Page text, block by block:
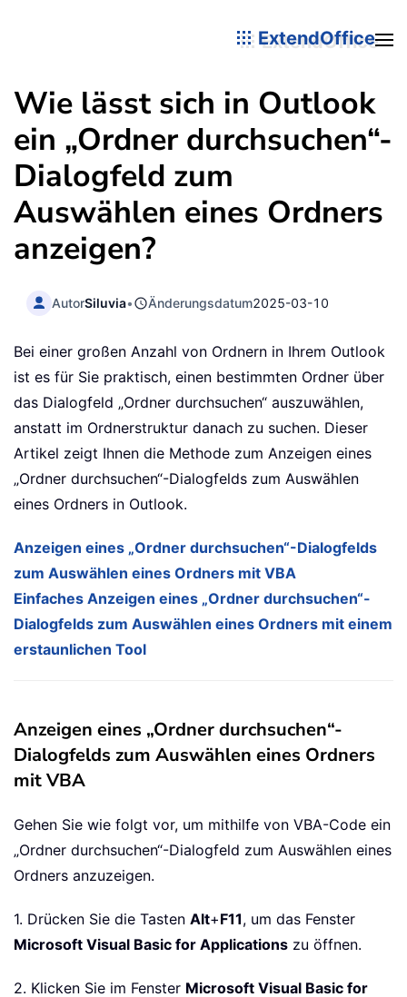
ExtendOffice
Wie lässt sich in Outlook
ein „Ordner durchsuchen“-
Dialogfeld zum
Auswählen eines Ordners
anzeigen?
AutorSiluvia• Änderungsdatum2025-03-10
Bei einer großen Anzahl von Ordnern in Ihrem Outlook
ist es für Sie praktisch, einen bestimmten Ordner über
das Dialogfeld „Ordner durchsuchen“ auszuwählen,
anstatt im Ordnerstruktur danach zu suchen. Dieser
Artikel zeigt Ihnen die Methode zum Anzeigen eines
„Ordner durchsuchen“-Dialogfelds zum Auswählen
eines Ordners in Outlook.
Anzeigen eines „Ordner durchsuchen“-Dialogfelds
zum Auswählen eines Ordners mit VBA
Einfaches Anzeigen eines „Ordner durchsuchen“-
Dialogfelds zum Auswählen eines Ordners mit einem
erstaunlichen Tool
Anzeigen eines „Ordner durchsuchen“-
Dialogfelds zum Auswählen eines Ordners
mit VBA
Gehen Sie wie folgt vor, um mithilfe von VBA-Code ein
„Ordner durchsuchen“-Dialogfeld zum Auswählen eines
Ordners anzuzeigen.
1. Drücken Sie die Tasten Alt+F11, um das Fenster
Microsoft Visual Basic for Applications zu öffnen.
2. Klicken Sie im Fenster Microsoft Visual Basic for